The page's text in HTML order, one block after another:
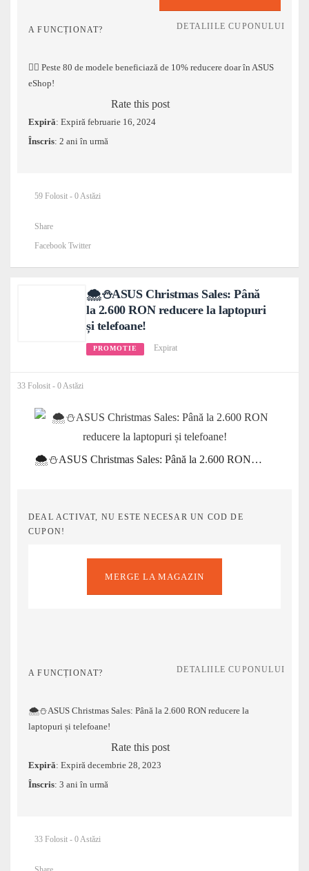
A FUNCȚIONAT? DETALIILE CUPONULUI
❤️‍🔥 Peste 80 de modele beneficiază de 10% reducere doar în ASUS
eShop!
Rate this post
Expiră: Expiră februarie 16, 2024
Înscris: 2 ani în urmă
59 Folosit - 0 Astăzi
Share
Facebook Twitter
🌨️⛄ASUS Christmas Sales: Până
la 2.600 RON reducere la laptopuri
și telefoane!
PROMOTIE Expirat
33 Folosit - 0 Astăzi
🌨️⛄ASUS Christmas Sales: Până la 2.600 RON reducere la laptopuri și telefoane!
DEAL ACTIVAT, NU ESTE NECESAR UN COD DE
CUPON!
MERGE LA MAGAZIN
A FUNCȚIONAT? DETALIILE CUPONULUI
🌨️⛄ASUS Christmas Sales: Până la 2.600 RON reducere la
laptopuri și telefoane!
Rate this post
Expiră: Expiră decembrie 28, 2023
Înscris: 3 ani în urmă
33 Folosit - 0 Astăzi